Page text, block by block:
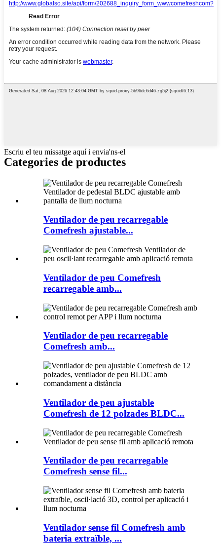
Escriu el teu missatge aquí i envia'ns-el
Categories de productes
Ventilador de peu recarregable
Comefresh ajustable...
Ventilador de peu Comefresh
recarregable amb...
Ventilador de peu recarregable
Comefresh amb...
Ventilador de peu ajustable
Comefresh de 12 polzades BLDC...
Ventilador de peu recarregable
Comefresh sense fil...
Ventilador sense fil Comefresh amb
bateria extraïble, ...